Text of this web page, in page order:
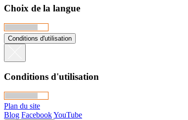
Choix de la langue
Conditions d'utilisation
Conditions d'utilisation
Plan du site
Blog FacebookYouTube